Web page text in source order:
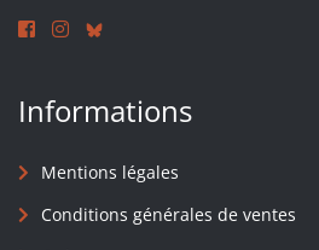
Informations
Mentions légales
Conditions générales de ventes